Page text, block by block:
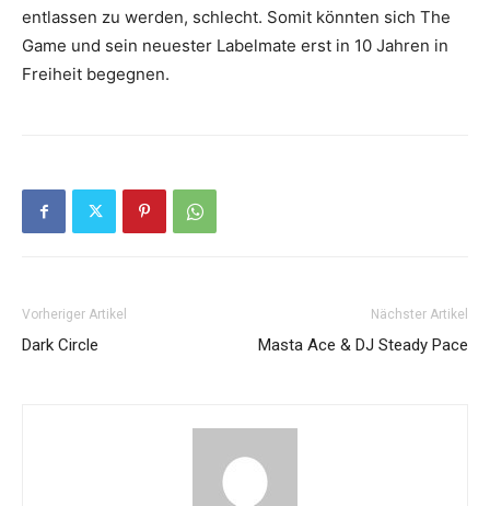
entlassen zu werden, schlecht. Somit könnten sich The
Game und sein neuester Labelmate erst in 10 Jahren in
Freiheit begegnen.
Vorheriger Artikel
Dark Circle
Nächster Artikel
Masta Ace & DJ Steady Pace